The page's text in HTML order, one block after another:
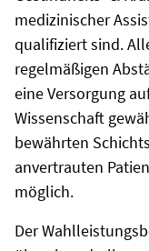
medizinischer
qualifiziert sind.
regelmäßigen
eine Versorgung
Wissenschaft
bewährten
anvertrauten
möglich.
Der